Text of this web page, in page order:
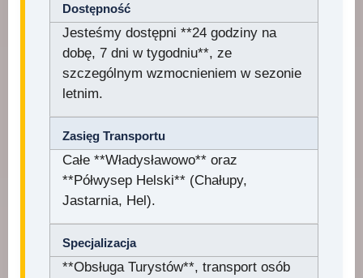
Dostępność
Jesteśmy dostępni **24 godziny na
dobę, 7 dni w tygodniu**, ze
szczególnym wzmocnieniem w sezonie
letnim.
Zasięg Transportu
Całe **Władysławowo** oraz
**Półwysep Helski** (Chałupy,
Jastarnia, Hel).
Specjalizacja
**Obsługa Turystów**, transport osób